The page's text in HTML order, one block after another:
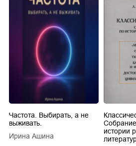
Частота. Выбирать, а не
выживать.
Ирина Ашина
истории